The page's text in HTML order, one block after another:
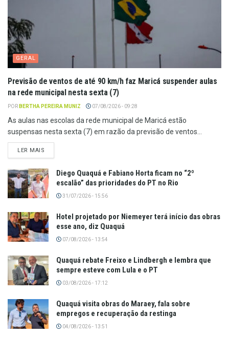
GERAL
Previsão de ventos de até 90 km/h faz Maricá suspender aulas
na rede municipal nesta sexta (7)
POR BERTHA PEREIRA MUNIZ 07/08/2026 - 09:28
As aulas nas escolas da rede municipal de Maricá estão
suspensas nesta sexta (7) em razão da previsão de ventos...
LER MAIS
Diego Quaquá e Fabiano Horta ficam no “2º
escalão” das prioridades do PT no Rio
31/07/2026 - 15:56
Hotel projetado por Niemeyer terá início das obras
esse ano, diz Quaquá
07/08/2026 - 13:54
Quaquá rebate Freixo e Lindbergh e lembra que
sempre esteve com Lula e o PT
03/08/2026 - 17:12
Quaquá visita obras do Maraey, fala sobre
empregos e recuperação da restinga
04/08/2026 - 13:51